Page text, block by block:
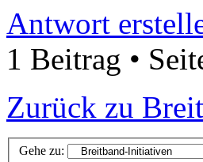
Antwort
1 Beitrag •
Zurück zu
Gehe zu: